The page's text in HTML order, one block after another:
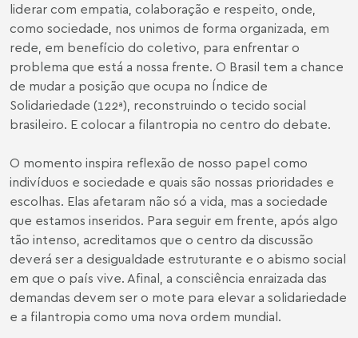
liderar com empatia, colaboração e respeito, onde,
como sociedade, nos unimos de forma organizada, em
rede, em benefício do coletivo, para enfrentar o
problema que está a nossa frente. O Brasil tem a chance
de mudar a posição que ocupa no Índice de
Solidariedade (122ª), reconstruindo o tecido social
brasileiro. E colocar a filantropia no centro do debate.
O momento inspira reflexão de nosso papel como
indivíduos e sociedade e quais são nossas prioridades e
escolhas. Elas afetaram não só a vida, mas a sociedade
que estamos inseridos. Para seguir em frente, após algo
tão intenso, acreditamos que o centro da discussão
deverá ser a desigualdade estruturante e o abismo social
em que o país vive. Afinal, a consciência enraizada das
demandas devem ser o mote para elevar a solidariedade
e a filantropia como uma nova ordem mundial.